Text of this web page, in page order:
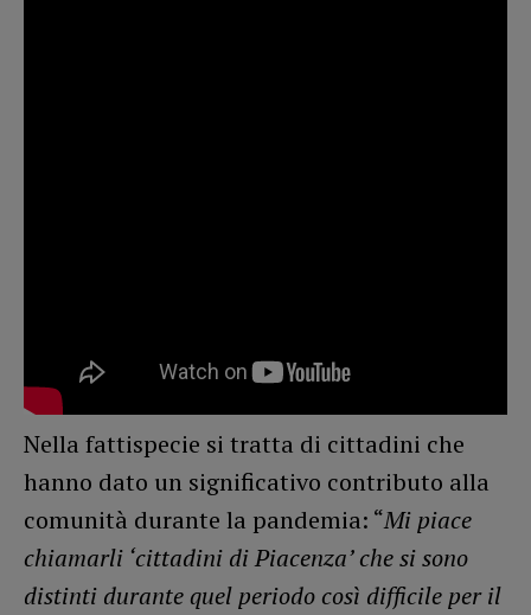
Nella fattispecie si tratta di cittadini che
hanno dato un significativo contributo alla
comunità durante la pandemia: “Mi piace
chiamarli ‘cittadini di Piacenza’ che si sono
distinti durante quel periodo così difficile per il